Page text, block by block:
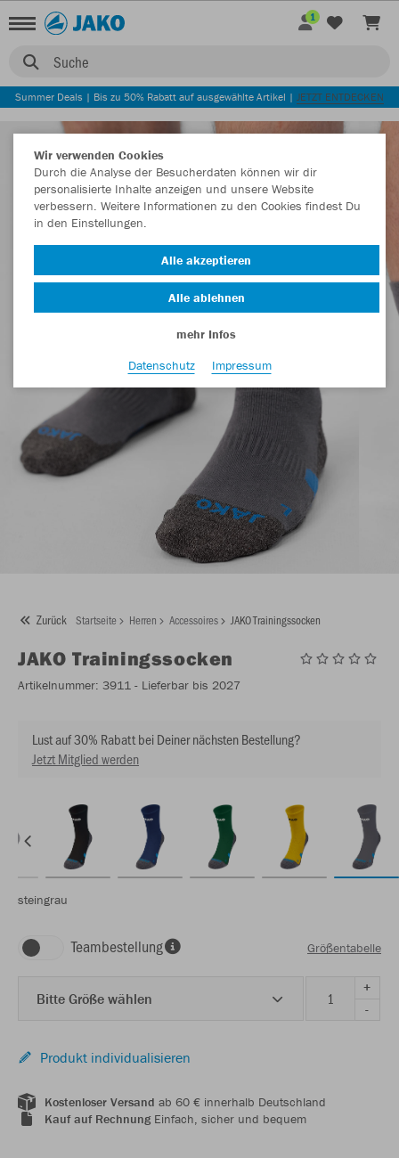
Suche
1
Summer Deals | Bis zu 50% Rabatt auf ausgewählte Artikel | JETZT ENTDECKEN
Zurück Startseite Herren Accessoires JAKO Trainingssocken
JAKO Trainingssocken
Artikelnummer: 3911 - Lieferbar bis 2027
Lust auf 30% Rabatt bei Deiner nächsten Bestellung?
Jetzt Mitglied werden
steingrau
Teambestellung Größentabelle
Bitte Größe wählen
+
-
Produkt individualisieren
Kostenloser Versand ab 60 € innerhalb Deutschland
Kauf auf RechnungEinfach, sicher und bequem
Wir verwenden Cookies
Durch die Analyse der Besucherdaten können wir dir
personalisierte Inhalte anzeigen und unsere Website
verbessern. Weitere Informationen zu den Cookies findest Du
in den Einstellungen.
Alle akzeptieren
Alle ablehnen
mehr Infos
Datenschutz
Impressum